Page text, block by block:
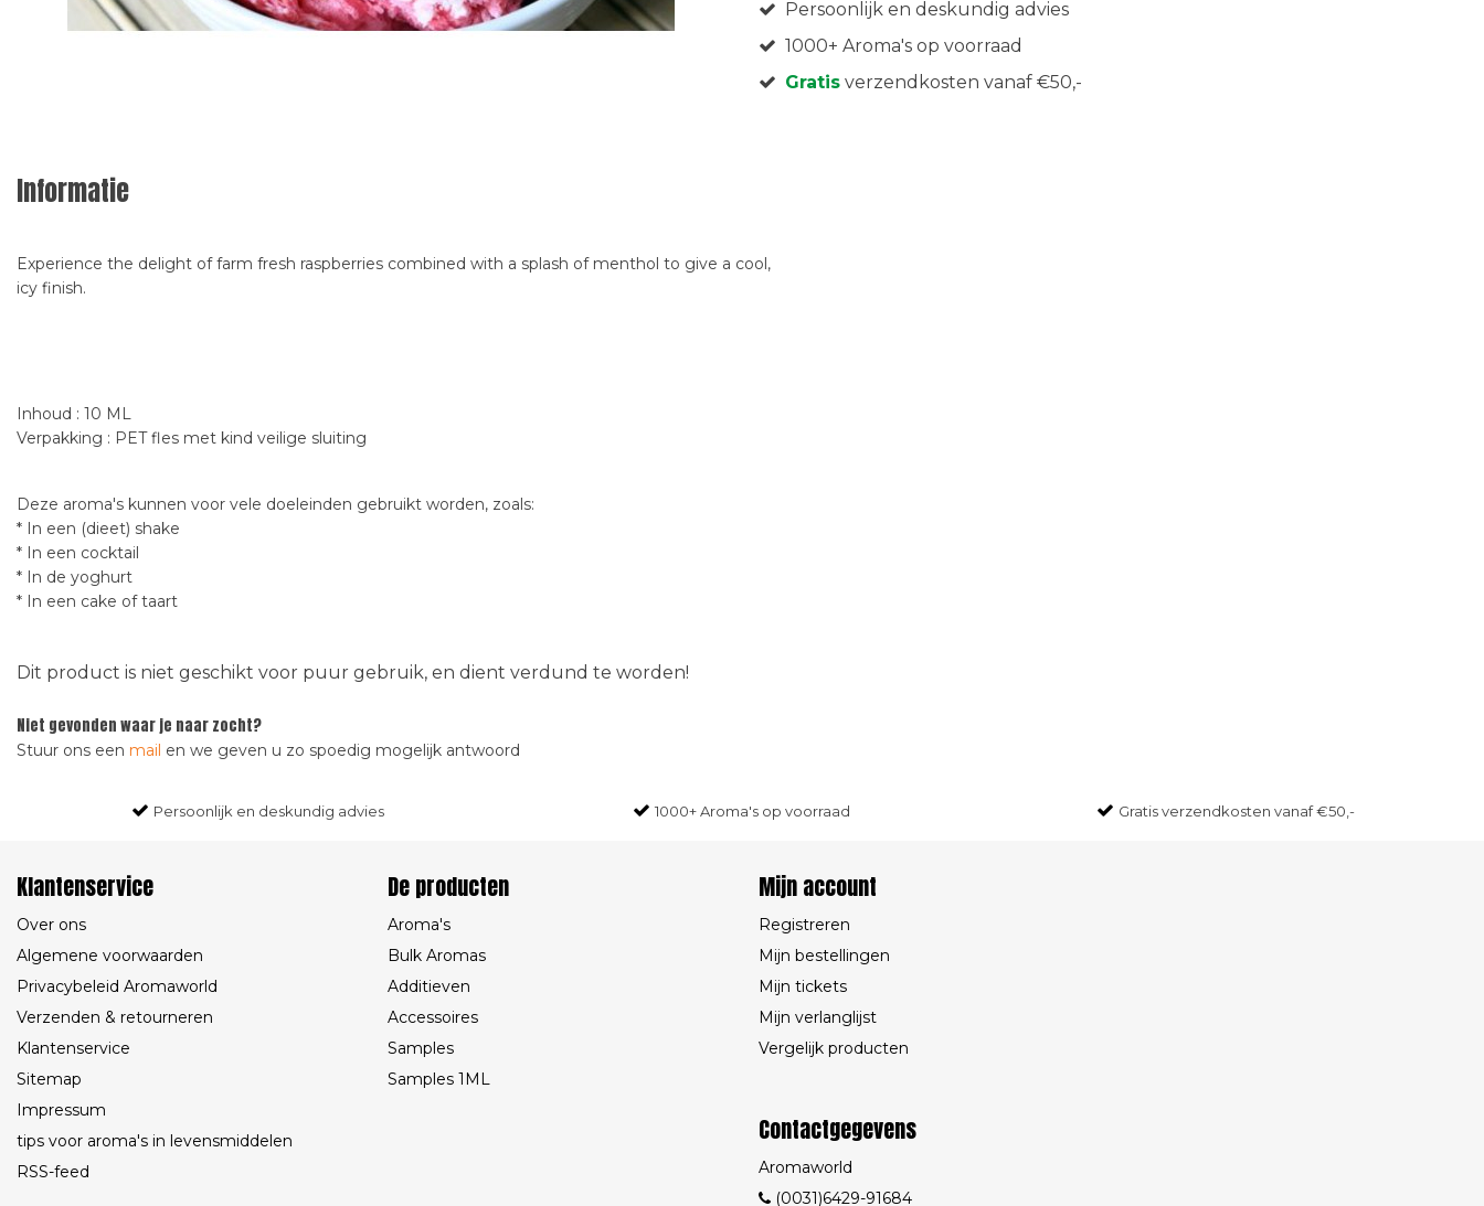
Persoonlijk en deskundig advies
1000+ Aroma's op voorraad
Gratis verzendkosten vanaf €50,-
Informatie
Experience the delight of farm fresh raspberries combined with a splash of menthol to give a cool,
icy finish.
Inhoud : 10 ML
Verpakking : PET fles met kind veilige sluiting
Deze aroma's kunnen voor vele doeleinden gebruikt worden, zoals:
* In een (dieet) shake
* In een cocktail
* In de yoghurt
* In een cake of taart
Dit product is niet geschikt voor puur gebruik, en dient verdund te worden!
Niet gevonden waar je naar zocht?
Stuur ons een mail en we geven u zo spoedig mogelijk antwoord
Persoonlijk en deskundig advies 1000+ Aroma's op voorraad Gratisverzendkosten vanaf €50,-
Klantenservice
Over ons
Algemene voorwaarden
Privacybeleid Aromaworld
Verzenden & retourneren
Klantenservice
Sitemap
Impressum
tips voor aroma's in levensmiddelen
RSS-feed
De producten
Aroma's
Bulk Aromas
Additieven
Accessoires
Samples
Samples 1ML
Mijn account
Registreren
Mijn bestellingen
Mijn tickets
Mijn verlanglijst
Vergelijk producten
Contactgegevens
Aromaworld
(0031)6429-91684